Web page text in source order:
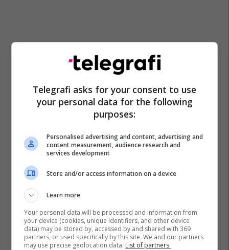
Telegrafi asks for your consent to use
your personal data for the following
purposes:
Personalised advertising and content, advertising and
content measurement, audience research and
services development
Store and/or access information on a device
Learn more
Your personal data will be processed and information from
your device (cookies, unique identifiers, and other device
data) may be stored by, accessed by and shared with 369
partners, or used specifically by this site. We and our partners
may use precise geolocation data. List of partners.